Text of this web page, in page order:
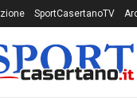
SportCasertanoTV